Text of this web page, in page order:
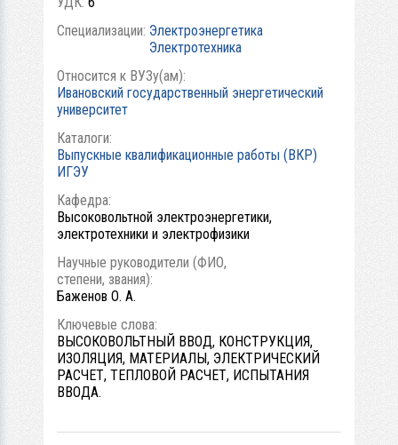
Специализации: Электроэнергетика
Электротехника
Относится к ВУЗу(ам):
Ивановский государственный энергетический
университет
Каталоги:
Выпускные квалификационные работы (ВКР)
ИГЭУ
Кафедра:
Высоковольтной электроэнергетики,
электротехники и электрофизики
Научные руководители (ФИО,
степени, звания):
Баженов О. А.
Ключевые слова:
ВЫСОКОВОЛЬТНЫЙ ВВОД, КОНСТРУКЦИЯ,
ИЗОЛЯЦИЯ, МАТЕРИАЛЫ, ЭЛЕКТРИЧЕСКИЙ
РАСЧЕТ, ТЕПЛОВОЙ РАСЧЕТ, ИСПЫТАНИЯ
ВВОДА.